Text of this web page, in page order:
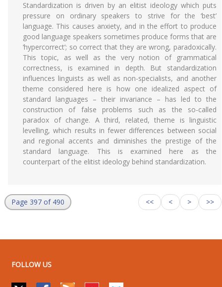
Standardization is driven by an elitist ideology which puts
pressure on ordinary speakers to strive for the ‘best’
language. This causes anxiety, and in the effort to produce
good language speakers sometimes produce forms that are
‘hypercorrect’; so correct that they are wrong, paradoxically.
This topic, as well as the very notion of grammatical
correctness, is examined in depth. But standardization
influences linguists as well as non-specialists, and another
theme considered here is how one idealized aspect of
standard languages – their invariance – has led to the
construction of false problems such as the so-called
paradox of change. A third, related, theme is linguistic
levelling, which results in fewer differences between social
and regional accents and diminishes the prestige of the
standard language. This is examined here as the
counterpart of the elitist ideology behind standardization.
Page 397 of 490 << < > >>
FOLLOW US